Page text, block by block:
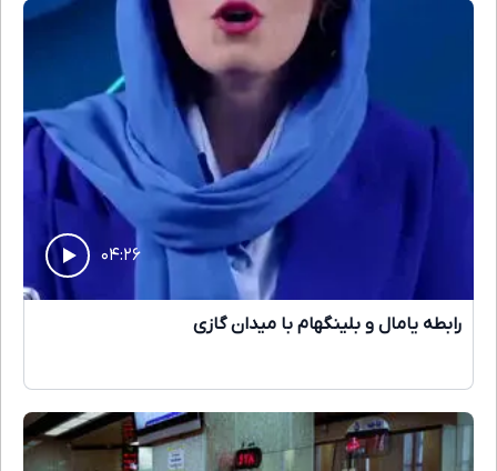
۰۴:۲۶
رابطه یامال و بلینگهام با میدان گازی